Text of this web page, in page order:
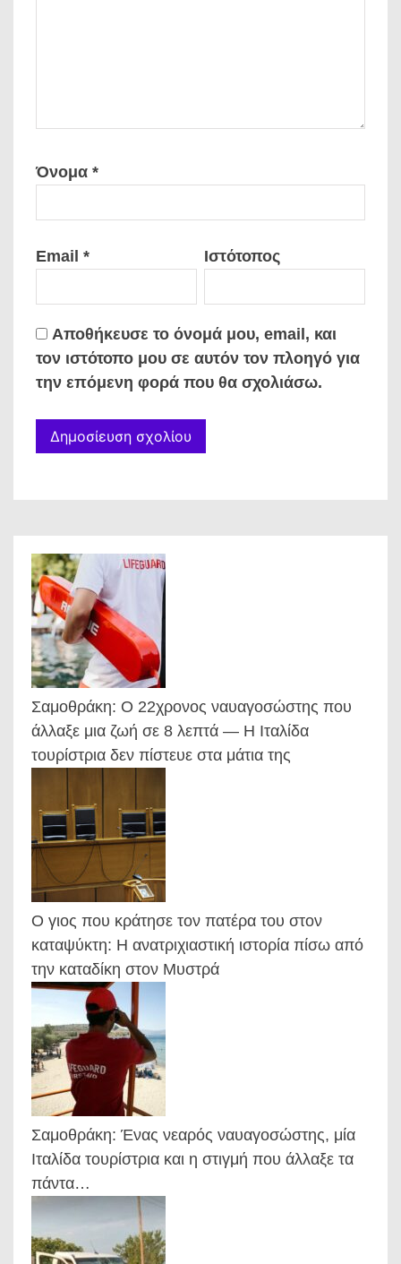
Όνομα *
Email * Ιστότοπος
Αποθήκευσε το όνομά μου, email, και
τον ιστότοπο μου σε αυτόν τον πλοηγό για
την επόμενη φορά που θα σχολιάσω.
Σαμοθράκη: Ο 22χρονος ναυαγοσώστης που
άλλαξε μια ζωή σε 8 λεπτά — Η Ιταλίδα
τουρίστρια δεν πίστευε στα μάτια της
Ο γιος που κράτησε τον πατέρα του στον
καταψύκτη: Η ανατριχιαστική ιστορία πίσω από
την καταδίκη στον Μυστρά
Σαμοθράκη: Ένας νεαρός ναυαγοσώστης, μία
Ιταλίδα τουρίστρια και η στιγμή που άλλαξε τα
πάντα…